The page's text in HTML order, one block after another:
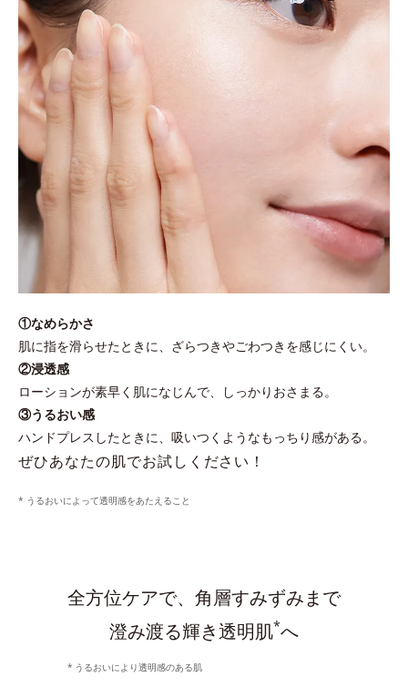
①なめらかさ
肌に指を滑らせたときに、ざらつきやごわつきを感じにくい。
②浸透感
ローションが素早く肌になじんで、しっかりおさまる。
③うるおい感
ハンドプレスしたときに、吸いつくようなもっちり感がある。
ぜひあなたの肌でお試しください！
* うるおいによって透明感をあたえること
全方位ケアで、角層すみずみまで
澄み渡る輝き透明肌*へ
うるおいにより透明感のある肌